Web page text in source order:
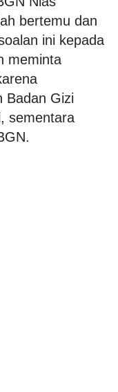
bertemu dan
ini kepada
meminta
Badan Gizi
sementara